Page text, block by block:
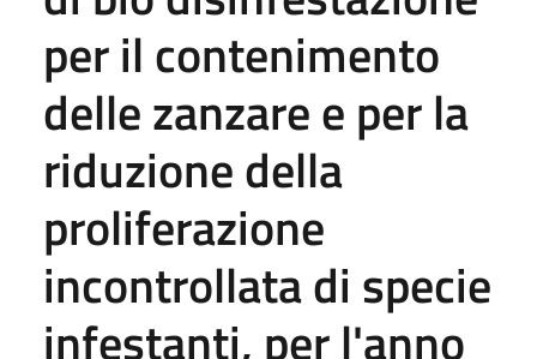
per il contenimento
delle zanzare e per la
riduzione della
proliferazione
incontrollata di specie
infestanti, per l'anno